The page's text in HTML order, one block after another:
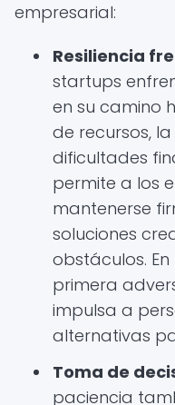
empresarial:
Resiliencia
startups
en su camino
de recursos,
dificultades
permite a los
mantenerse
soluciones
obstáculos.
primera
impulsa a
alternativas
Toma de
paciencia